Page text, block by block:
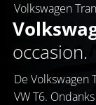
Volkswagen
occasion.
De Volkswagen
VW T6.